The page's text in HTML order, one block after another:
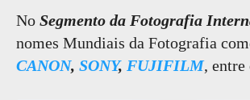
No Segmento da Fotografia
nomes Mundiais da Fotografia
CANON, SONY, FUJIFILM, entre